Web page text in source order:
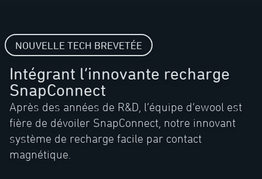
NOUVELLE TECH BREVETÉE
Intégrant l’innovante recharge
SnapConnect
Après des années de R&D, l’équipe d’ewool est
fière de dévoiler SnapConnect, notre innovant
système de recharge facile par contact
magnétique.